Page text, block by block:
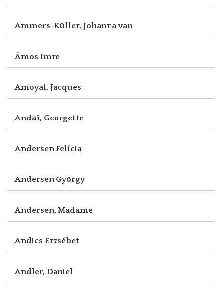
Ammers-Küller, Johanna van
Ámos Imre
Amoyal, Jacques
Andaï, Georgette
Andersen Felícia
Andersen György
Andersen, Madame
Andics Erzsébet
Andler, Daniel